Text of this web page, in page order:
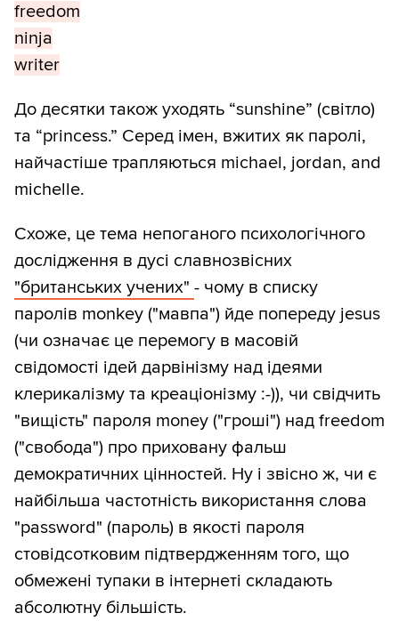
freedom
ninja
writer
До десятки також уходять “sunshine” (світло)
та “princess.” Серед імен, вжитих як паролі,
найчастіше трапляються michael, jordan, and
michelle.
Схоже, це тема непоганого психологічного
дослідження в дусі славнозвісних
"британських учених" - чому в списку
паролів monkey ("мавпа") йде попереду jesus
(чи означає це перемогу в масовій
свідомості ідей дарвінізму над ідеями
клерикалізму та креаціонізму :-)), чи свідчить
"вищість" пароля money ("гроші") над freedom
("свобода") про приховану фальш
демократичних цінностей. Ну і звісно ж, чи є
найбільша частотність використання слова
"password" (пароль) в якості пароля
стовідсотковим підтвердженням того, що
обмежені тупаки в інтернеті складають
абсолютну більшість.